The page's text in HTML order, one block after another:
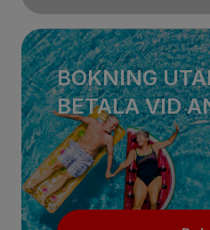
BOKNING
BETALA VID